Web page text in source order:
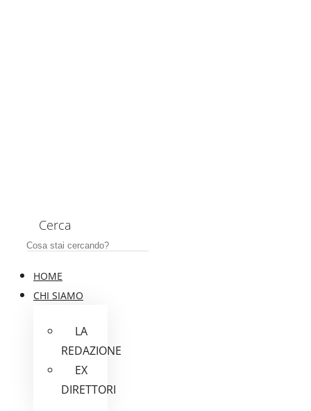
Cerca
HOME
CHI SIAMO
LA
REDAZIONE
EX
DIRETTORI